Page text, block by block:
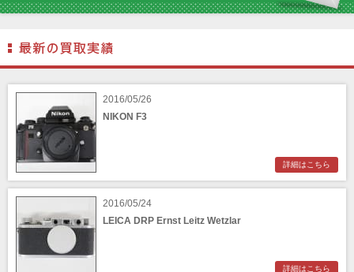
2016/05/26
NIKON F3
詳細はこちら
2016/05/24
LEICA DRP Ernst Leitz Wetzlar
詳細はこちら